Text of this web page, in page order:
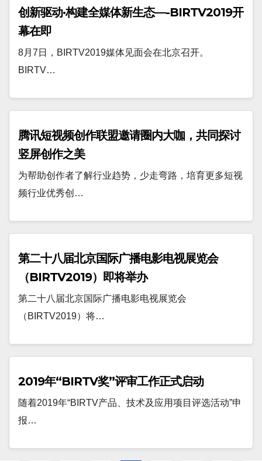
创新驱动·构建全媒体新生态—-BIRTV2019开
幕在即
8月7日，BIRTV2019媒体见面会在北京召开。
BIRTV…
腾讯短视频创作联盟邀请圈内大咖，共同探讨
竖屏创作之美
为帮助创作者了解行业趋势，少走弯路，培育更多短视
频行业优秀创…
第二十八届北京国际广播电影电视展览会
（BIRTV2019）即将举办
第二十八届北京国际广播电影电视展览会
（BIRTV2019）将…
2019年“BIRTV奖”评审工作正式启动
随着2019年“BIRTV产品、技术及应用项目评选活动”申
报…